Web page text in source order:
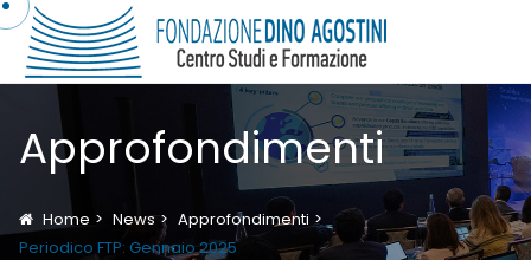
Approfondimenti
Home News
Approfondimenti
Periodico FTP: Gennaio 2025